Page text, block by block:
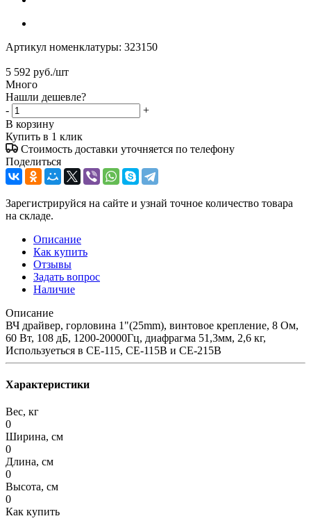
Артикул номенклатуры: 323150
5 592 руб./шт
Много
Нашли дешевле?
-
+
В корзину
Купить в 1 клик
Стоимость доставки уточняется по телефону
Поделиться
Зарегистрируйся на сайте и узнай точное количество товара
на складе.
Описание
Как купить
Отзывы
Задать вопрос
Наличие
Описание
ВЧ драйвер, горловина 1"(25mm), винтовое крепление, 8 Ом,
60 Вт, 108 дБ, 1200-20000Гц, диафрагма 51,3мм, 2,6 кг,
Используеться в CE-115, CE-115B и CE-215B
Характеристики
Вес, кг
0
Ширина, см
0
Длина, см
0
Высота, см
0
Как купить